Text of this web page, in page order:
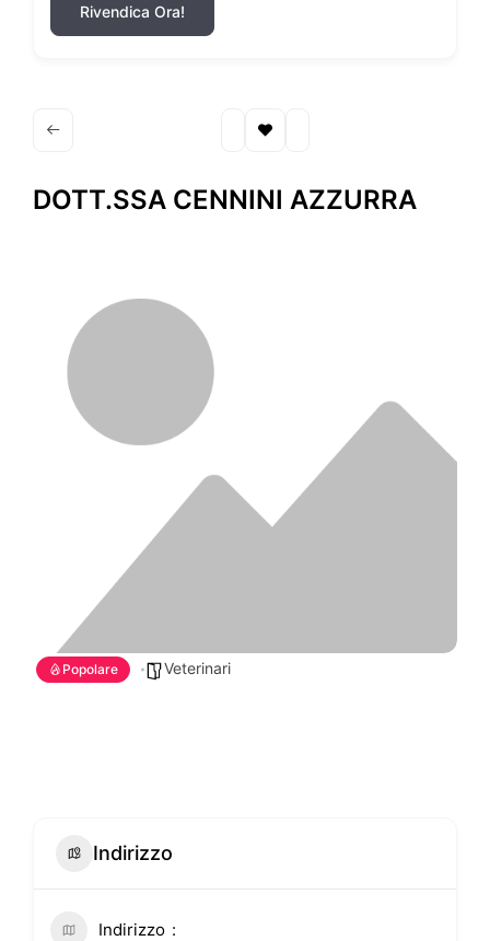
Rivendica Ora!
DOTT.SSA CENNINI AZZURRA
Popolare Veterinari
Indirizzo
Indirizzo